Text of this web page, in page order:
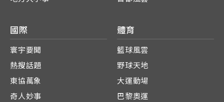
國際
寰宇要聞
熱搜話題
東協萬象
奇人妙事
體育
籃球風雲
野球天地
大運動場
巴黎奧運